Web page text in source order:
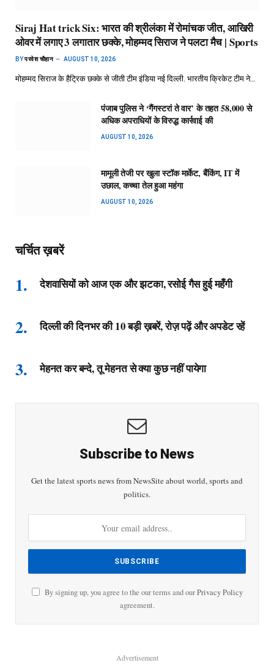
Siraj Hat trick Six: भारत की श्रीलंका में रोमांचक जीत, आखिरी
ओवर में लगाए 3 लगातार छक्के, मोहम्मद सिराज ने पलटा मैच | Sports
BYपरवेश चौहान AUGUST 10, 2026
मोहम्मद सिराज के हैट्रिक छक्के से जीती टीम इंडिया नई दिल्ली. भारतीय क्रिकेट टीम ने…
पंजाब पुलिस ने ‘गैंगस्टरां ते वार’ के तहत 58,000 से
अधिक अपराधियों के विरुद्ध कार्रवाई की
AUGUST 10, 2026
मामूली तेजी पर खुला स्टॉक मार्केट, बैंकिंग, IT में
उछाल, कच्चा तेल हुआ महंगा
AUGUST 10, 2026
चर्चित ख़बरें
देशवासियों को आज एक और झटका, रसोई गैस हुई महँगी
दिल्ली की दिनभर की 10 बड़ी ख़बरें, रोज़ पढ़ें और अपडेट रहें
मेहनत कर बन्दे, तू मेहनत से क्या कुछ नहीं पायेगा
Subscribe to News
Get the latest sports news from NewsSite about world, sports and
politics.
By signing up, you agree to the our terms and ourPrivacy Policy
agreement.
Advertisement